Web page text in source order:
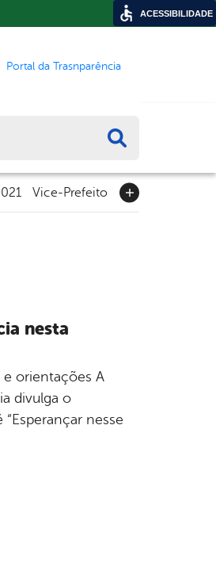
Portal da Trasnparência
Vice-Prefeito
nesta
orientações A
divulga o
nesse
ACESSIBILIDADE